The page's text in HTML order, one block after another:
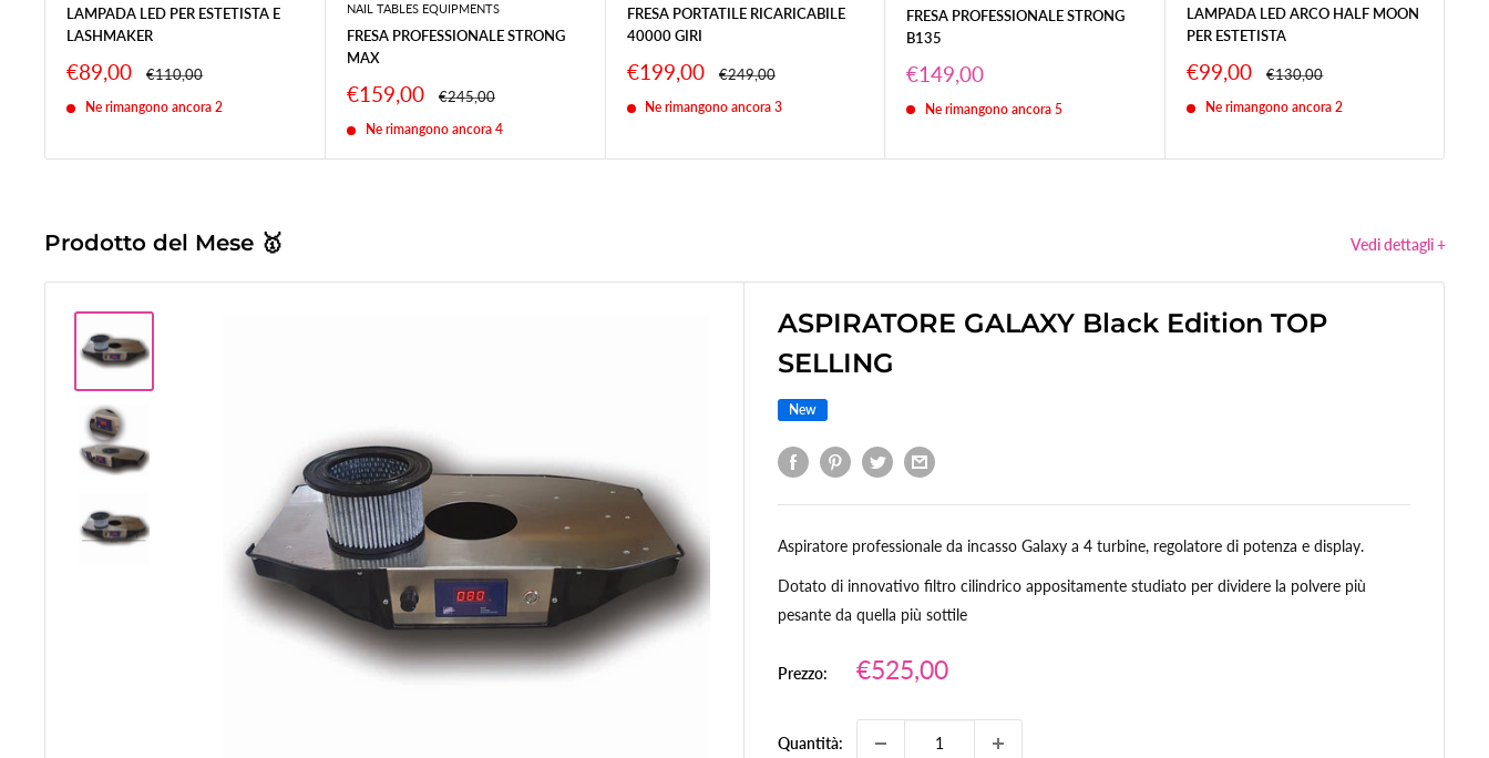
LAMPADA LED PER ESTETISTA E
LASHMAKER
Prezzo
scontato
€89,00 Prezzo
€110,00
Ne rimangono ancora 2
NAIL TABLES EQUIPMENTS
FRESA PROFESSIONALE STRONG
MAX
Prezzo
scontato
€159,00 Prezzo
€245,00
Ne rimangono ancora 4
FRESA PORTATILE RICARICABILE
40000 GIRI
Prezzo
scontato
€199,00 Prezzo
€249,00
Ne rimangono ancora 3
FRESA PROFESSIONALE STRONG
B135
Prezzo
scontato
€149,00
Ne rimangono ancora 5
LAMPADA LED ARCO HALF MOON
PER ESTETISTA
Prezzo
scontato
€99,00 Prezzo
€130,00
Ne rimangono ancora 2
Prodotto del Mese 🥇 Vedi dettagli +
ASPIRATORE GALAXY Black Edition TOP
SELLING
New
Aspiratore professionale da incasso Galaxy a 4 turbine, regolatore di potenza e display.
Dotato di innovativo filtro cilindrico appositamente studiato per dividere la polvere più
pesante da quella più sottile
Prezzo:
Prezzo
scontato
€525,00
Quantità: